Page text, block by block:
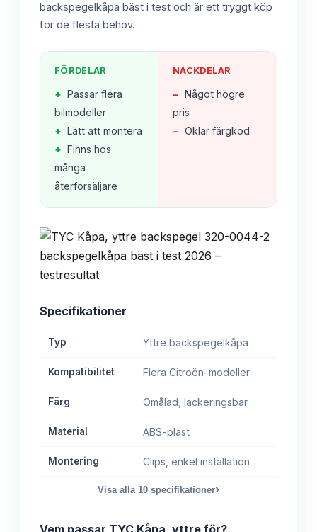
backspegelkåpa bäst i test och är ett tryggt köp
för de flesta behov.
FÖRDELAR
+ Passar flera
bilmodeller
+ Lätt att montera
+ Finns hos
många
återförsäljare
NACKDELAR
− Något högre
pris
− Oklar färgkod
Specifikationer
Typ Yttre backspegelkåpa
Kompatibilitet Flera Citroën-modeller
Färg Omålad, lackeringsbar
Material ABS-plast
Montering Clips, enkel installation
Visa alla 10 specifikationer›